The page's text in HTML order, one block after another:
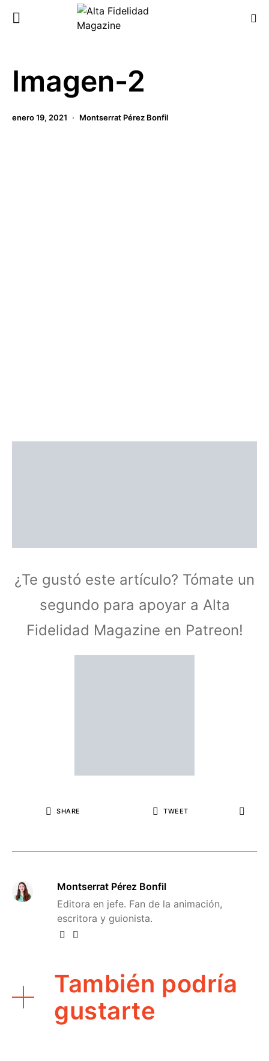
Imagen-2
enero 19, 2021 Montserrat Pérez Bonfil
¿Te gustó este artículo? Tómate un
segundo para apoyar a Alta
Fidelidad Magazine en Patreon!
SHARE TWEET
Montserrat Pérez Bonfil
Editora en jefe. Fan de la animación,
escritora y guionista.
También podría
gustarte